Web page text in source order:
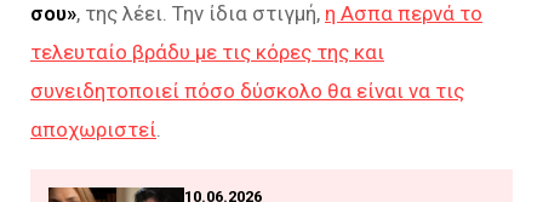
σου», της λέει. Την ίδια στιγμή, η Ασπα περνά το
τελευταίο βράδυ με τις κόρες της και
συνειδητοποιεί πόσο δύσκολο θα είναι να τις
αποχωριστεί.
10.06.2026